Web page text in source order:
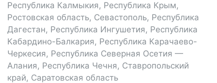
Республика Калмыкия, Республика Крым,
Ростовская область, Севастополь, Республика
Дагестан, Республика Ингушетия, Республика
Кабардино-Балкария, Республика Карачаево-
Черкесия, Республика Северная Осетия —
Алания, Республика Чечня, Ставропольский
край, Саратовская область